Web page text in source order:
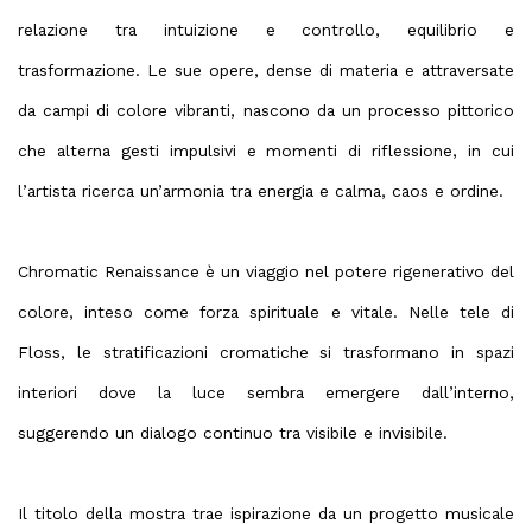
relazione tra intuizione e controllo, equilibrio e
trasformazione. Le sue opere, dense di materia e attraversate
da campi di colore vibranti, nascono da un processo pittorico
che alterna gesti impulsivi e momenti di riflessione, in cui
l’artista ricerca un’armonia tra energia e calma, caos e ordine.
Chromatic Renaissance è un viaggio nel potere rigenerativo del
colore, inteso come forza spirituale e vitale. Nelle tele di
Floss, le stratificazioni cromatiche si trasformano in spazi
interiori dove la luce sembra emergere dall’interno,
suggerendo un dialogo continuo tra visibile e invisibile.
Il titolo della mostra trae ispirazione da un progetto musicale